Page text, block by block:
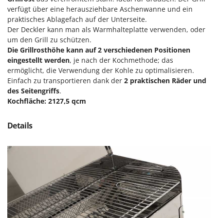
Klimaanlagen – Klimageräte
Knetmaschinen
Knochensägen
Kompressoren - elektrisch
Kompressoren für Ernte und Baumschnitt
Kreiseleggen
Küchenreiben - elektrisch
Kükenaufzuchtboxen
L
Laubsauger - Laubbläser
Laubsauger auf Rädern
Luftentfeuchter
Luftkühler
E
Echo
EcoFlow
Edilmark
Effeuno
Einhell
Elegen
Enotecnica Pillan
FAC
Fama Industrie
verfügt über eine herausziehbare Aschenwanne und ein
praktisches Ablagefach auf der Unterseite.
Der Deckler kann man als Warmhalteplatte verwenden, oder
um den Grill zu schützen.
Die Grillrosthöhe kann auf 2 verschiedenen Positionen
eingestellt werden, je nach der Kochmethode; das
ermöglicht, die Verwendung der Kohle zu optimalisieren.
Einfach zu transportieren dank der 2 praktischen Räder und
des Seitengriffs.
Kochfläche: 2127,5 qcm
Details